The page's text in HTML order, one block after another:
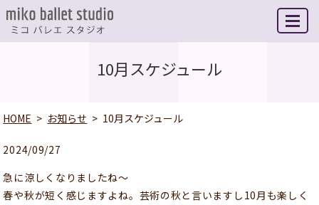
MENU
10月スケジュール
HOME お知らせ 10月スケジュール
2024/09/27
急に涼しくなりましたね〜
春や秋が短く感じますよね。芸術の秋と言いますし10月も楽しく